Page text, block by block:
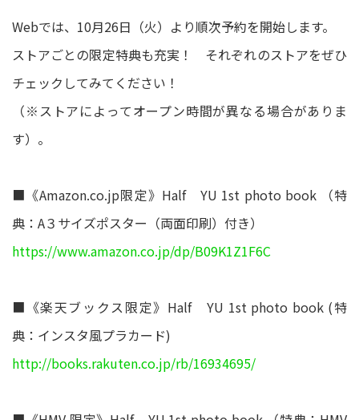
Webでは、10月26日（火）より順次予約を開始します。
ストアごとの限定特典も充実！ それぞれのストアをぜひ
チェックしてみてください！
（※ストアによってオープン時間が異なる場合がありま
す）。
■《Amazon.co.jp限定》Half YU 1st photo book （特
典：A３サイズポスター（両面印刷）付き）
https://www.amazon.co.jp/dp/B09K1Z1F6C
■《楽天ブックス限定》Half YU 1st photo book (特
典：インスタ風プラカード)
http://books.rakuten.co.jp/rb/16934695/